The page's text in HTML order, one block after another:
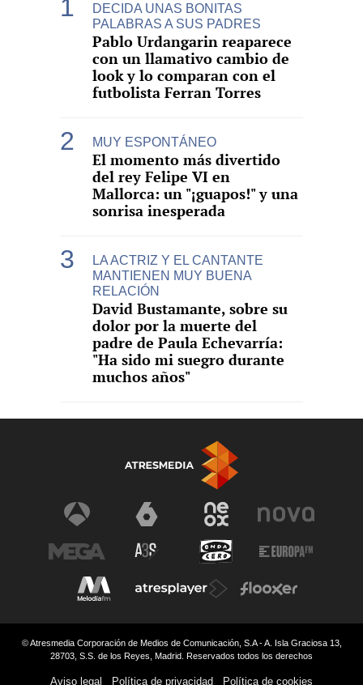
DECIDA UNAS BONITAS
PALABRAS A SUS PADRES
Pablo Urdangarin reaparece
con un llamativo cambio de
look y lo comparan con el
futbolista Ferran Torres
MUY ESPONTÁNEO
El momento más divertido
del rey Felipe VI en
Mallorca: un "¡guapos!" y una
sonrisa inesperada
LA ACTRIZ Y EL CANTANTE
MANTIENEN MUY BUENA
RELACIÓN
David Bustamante, sobre su
dolor por la muerte del
padre de Paula Echevarría:
"Ha sido mi suegro durante
muchos años"
© Atresmedia Corporación de Medios de Comunicación, S.A - A. Isla Graciosa 13,
28703, S.S. de los Reyes, Madrid. Reservados todos los derechos
Aviso legal Política de privacidad Política de cookies